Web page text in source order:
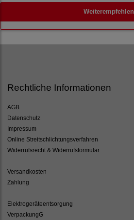
Weiterempfehlen
Rechtliche Informationen
AGB
Datenschutz
Impressum
Online Streitschlichtungsverfahren
Widerrufsrecht & Widerrufsformular
Versandkosten
Zahlung
Elektrogeräteentsorgung
VerpackungG